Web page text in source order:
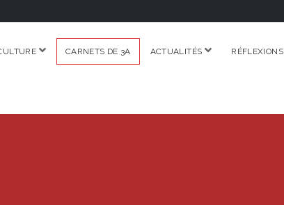
ouvrirCARNETS DE 3A ACTUALITÉS ouvrirRÉFLEXIONS